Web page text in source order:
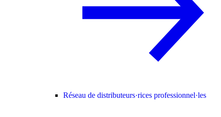
Réseau de distributeurs·rices professionnel·les